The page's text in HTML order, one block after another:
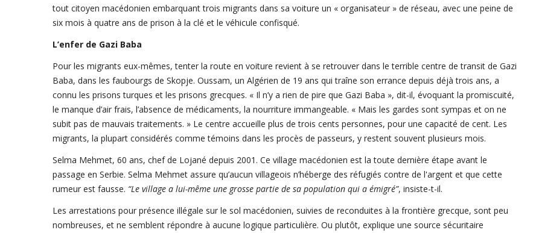
tout citoyen macédonien embarquant trois migrants dans sa voiture un « organisateur » de réseau, avec une peine de
six mois à quatre ans de prison à la clé et le véhicule confisqué.
L’enfer de Gazi Baba
Pour les migrants eux-mêmes, tenter la route en voiture revient à se retrouver dans le terrible centre de transit de Gazi
Baba, dans les faubourgs de Skopje. Oussam, un Algérien de 19 ans qui traîne son errance depuis déjà trois ans, a
connu les prisons turques et les prisons grecques. « Il n’y a rien de pire que Gazi Baba », dit-il, évoquant la promiscuité,
le manque d’air frais, l’absence de médicaments, la nourriture immangeable. « Mais les gardes sont sympas et on ne
subit pas de mauvais traitements. » Le centre accueille plus de trois cents personnes, pour une capacité de cent. Les
migrants, la plupart considérés comme témoins dans les procès de passeurs, y restent souvent plusieurs mois.
Selma Mehmet, 60 ans, chef de Lojané depuis 2001. Ce village macédonien est la toute dernière étape avant le
passage en Serbie. Selma Mehmet assure qu’aucun villageois n’héberge des réfugiés contre de l'argent et que cette
rumeur est fausse. “Le village a lui-même une grosse partie de sa population qui a émigré”, insiste-t-il.
Les arrestations pour présence illégale sur le sol macédonien, suivies de reconduites à la frontière grecque, sont peu
nombreuses, et ne semblent répondre à aucune logique particulière. Ou plutôt, explique une source sécuritaire